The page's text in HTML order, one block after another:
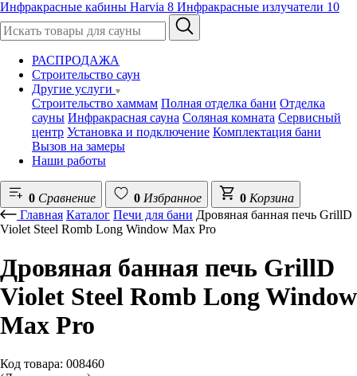
Инфракрасные кабины Harvia 8 Инфракрасные излучатели 10
РАСПРОДАЖА
Строительство саун
Другие услуги
Строительство хаммам Полная отделка бани Отделка
сауны Инфракрасная сауна Соляная комната Сервисный
центр Установка и подключение Комплектация бани
Вызов на замеры
Наши работы
0 Сравнение 0 Избранное 0 Корзина
Главная Каталог Печи для бани Дровяная банная печь GrillD
Violet Steel Romb Long Window Max Pro
Дровяная банная печь GrillD
Violet Steel Romb Long Window
Max Pro
Код товара: 008460